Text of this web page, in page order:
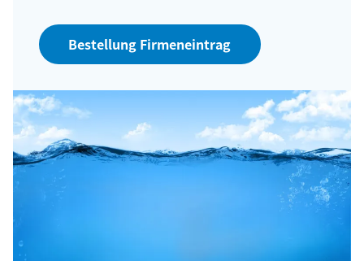
Bestellung Firmeneintrag